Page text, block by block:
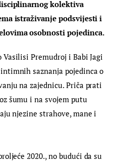
kolektiva
istraživanje podsvijesti i
osobnosti pojedinca.
Premudroj i Babi Jagi
saznanja pojedinca o
na zajednicu. Priča prati
šumu i na svojem putu
njezine strahove, mane i
2020., no budući da su